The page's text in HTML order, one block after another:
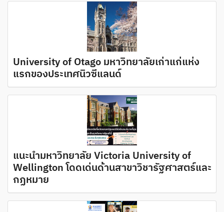
University of Otago มหาวิทยาลัยเก่าแก่แห่ง
แรกของประเทศนิวซีแลนด์
แนะนำมหาวิทยาลัย Victoria University of
Wellington โดดเด่นด้านสาขาวิชารัฐศาสตร์และ
กฏหมาย